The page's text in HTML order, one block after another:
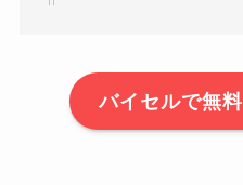
バイセルで無